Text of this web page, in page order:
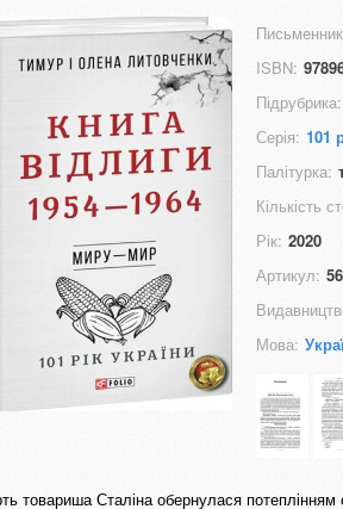
ISBN:
Підрубрика:
Серія: 101
Палітурка:
Кількість
Рік: 2020
Артикул:
Мова:
товариша Сталіна обернулася